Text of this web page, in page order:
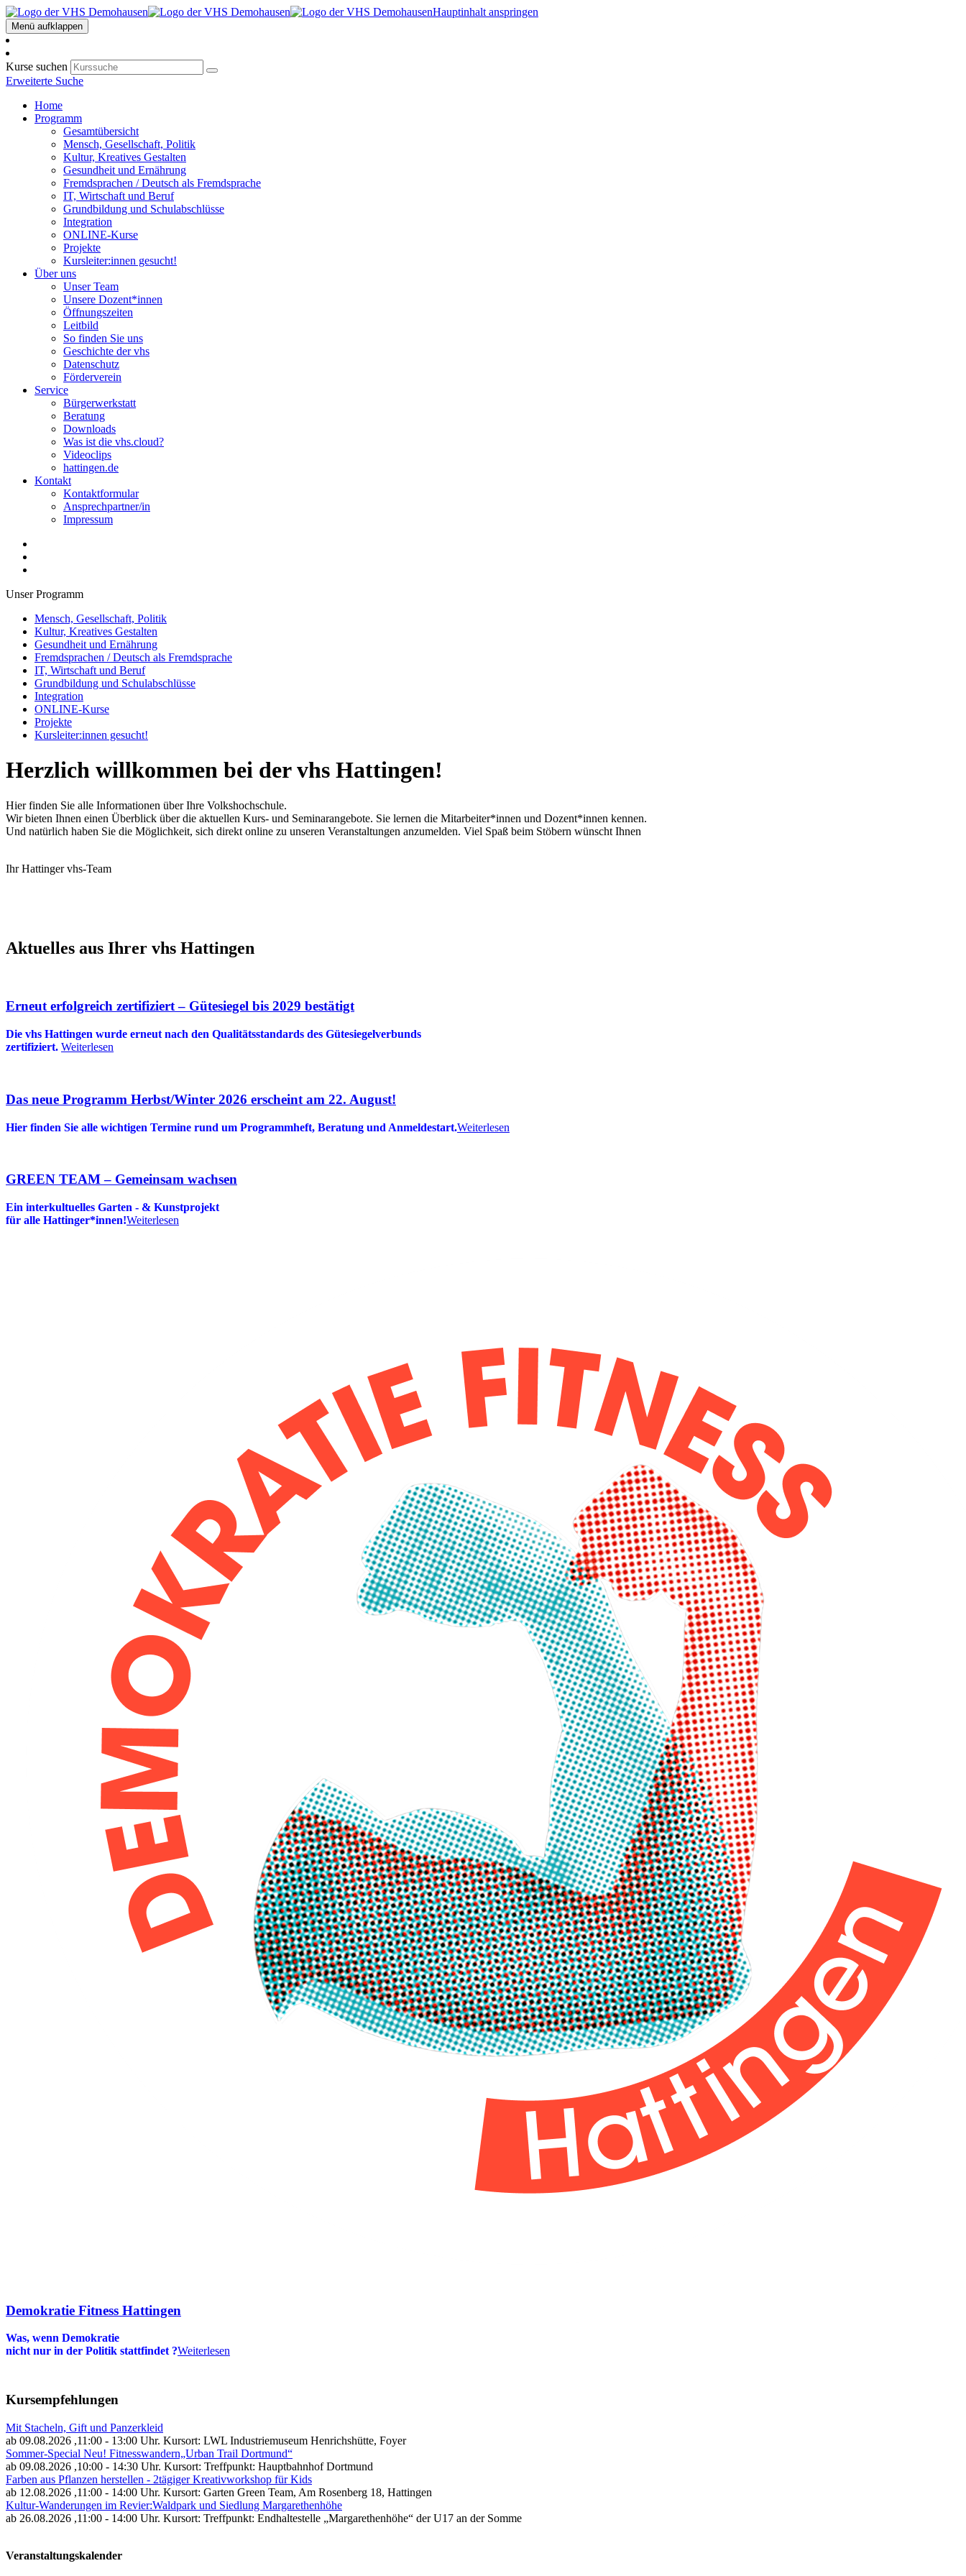
Hauptinhalt anspringen
Menü aufklappen
Kurse suchen
Erweiterte Suche
Home
Programm
Gesamtübersicht
Mensch, Gesellschaft, Politik
Kultur, Kreatives Gestalten
Gesundheit und Ernährung
Fremdsprachen / Deutsch als Fremdsprache
IT, Wirtschaft und Beruf
Grundbildung und Schulabschlüsse
Integration
ONLINE-Kurse
Projekte
Kursleiter:innen gesucht!
Über uns
Unser Team
Unsere Dozent*innen
Öffnungszeiten
Leitbild
So finden Sie uns
Geschichte der vhs
Datenschutz
Förderverein
Service
Bürgerwerkstatt
Beratung
Downloads
Was ist die vhs.cloud?
Videoclips
hattingen.de
Kontakt
Kontaktformular
Ansprechpartner/in
Impressum
Unser Programm
Mensch, Gesellschaft, Politik
Kultur, Kreatives Gestalten
Gesundheit und Ernährung
Fremdsprachen / Deutsch als Fremdsprache
IT, Wirtschaft und Beruf
Grundbildung und Schulabschlüsse
Integration
ONLINE-Kurse
Projekte
Kursleiter:innen gesucht!
Herzlich willkommen bei der vhs Hattingen!
Hier finden Sie alle Informationen über Ihre Volkshochschule.
Wir bieten Ihnen einen Überblick über die aktuellen Kurs- und Seminarangebote. Sie lernen die Mitarbeiter*innen und Dozent*innen kennen.
Und natürlich haben Sie die Möglichkeit, sich direkt online zu unseren Veranstaltungen anzumelden. Viel Spaß beim Stöbern wünscht Ihnen
Ihr Hattinger vhs-Team
Aktuelles aus Ihrer vhs Hattingen
Erneut erfolgreich zertifiziert – Gütesiegel bis 2029 bestätigt
Die vhs Hattingen wurde erneut nach den Qualitätsstandards des Gütesiegelverbunds
zertifiziert. Weiterlesen
Das neue Programm Herbst/Winter 2026 erscheint am 22. August!
Hier finden Sie alle wichtigen Termine rund um Programmheft, Beratung und Anmeldestart.Weiterlesen
GREEN TEAM – Gemeinsam wachsen
Ein interkultuelles Garten - & Kunstprojekt
für alle Hattinger*innen!Weiterlesen
Demokratie Fitness Hattingen
Was, wenn Demokratie
nicht nur in der Politik stattfindet ?Weiterlesen
Kursempfehlungen
Mit Stacheln, Gift und Panzerkleid
ab 09.08.2026 ,11:00 - 13:00 Uhr. Kursort: LWL Industriemuseum Henrichshütte, Foyer
Sommer-Special Neu! Fitnesswandern„Urban Trail Dortmund“
ab 09.08.2026 ,10:00 - 14:30 Uhr. Kursort: Treffpunkt: Hauptbahnhof Dortmund
Farben aus Pflanzen herstellen - 2tägiger Kreativworkshop für Kids
ab 12.08.2026 ,11:00 - 14:00 Uhr. Kursort: Garten Green Team, Am Rosenberg 18, Hattingen
Kultur-Wanderungen im Revier:Waldpark und Siedlung Margarethenhöhe
ab 26.08.2026 ,11:00 - 14:00 Uhr. Kursort: Treffpunkt: Endhaltestelle „Margarethenhöhe“ der U17 an der Somme
Veranstaltungskalender